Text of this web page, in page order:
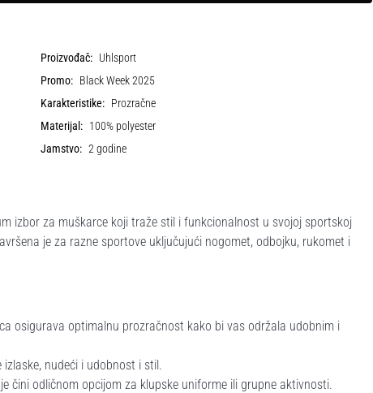
Proizvođač: Uhlsport
Promo: Black Week 2025
Karakteristike: Prozračne
Materijal: 100% polyester
Jamstvo: 2 godine
izbor za muškarce koji traže stil i funkcionalnost u svojoj sportskoj
je za razne sportove uključujući nogomet, odbojku, rukomet i
osigurava optimalnu prozračnost kako bi vas održala udobnim i
nudeći i udobnost i stil.
čini odličnom opcijom za klupske uniforme ili grupne aktivnosti.